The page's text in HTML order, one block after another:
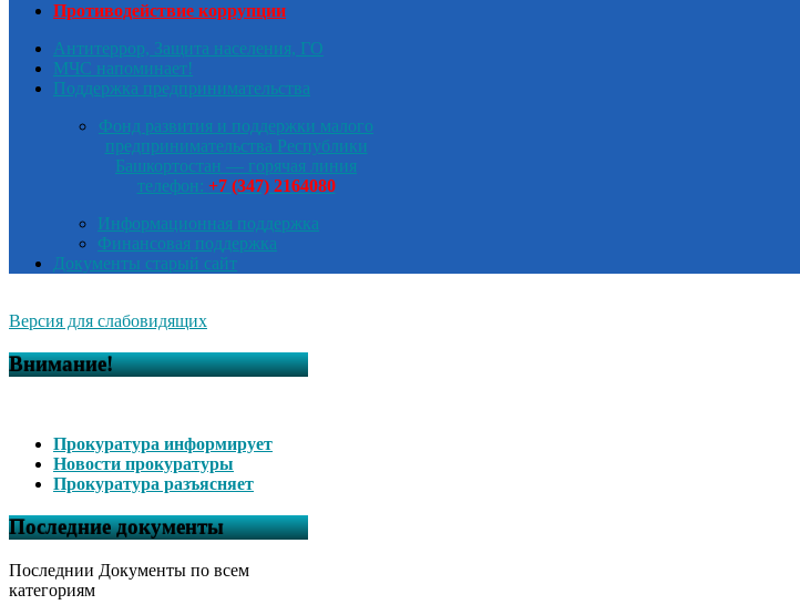
Противодействие коррупции
Антитеррор, Защита населения, ГО
МЧС напоминает!
Поддержка предпринимательства
Фонд развития и поддержки малого
предпринимательства Республики
Башкортостан — горячая линия
телефон: +7 (347) 2164080
Информационная поддержка
Финансовая поддержка
Документы старый сайт
Версия для слабовидящих
Внимание!
Прокуратура информирует
Новости прокуратуры
Прокуратура разъясняет
Последние документы
Последнии Документы по всем
категориям